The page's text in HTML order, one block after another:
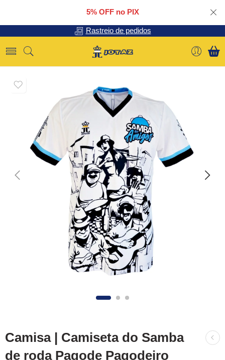
5% OFF no PIX
Rastreio de pedidos
Camisa | Camiseta do Samba
de roda Pagode Pagodeiro